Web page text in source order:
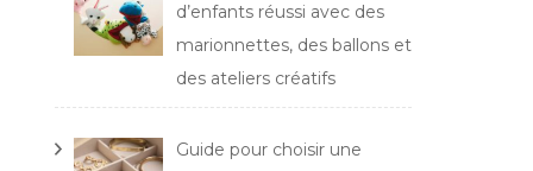
d’enfants réussi avec des
marionnettes, des ballons et
des ateliers créatifs
Guide pour choisir une